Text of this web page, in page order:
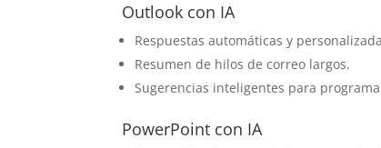
Outlook con IA
Respuestas automáticas y
Resumen de hilos de correo largos.
Sugerencias inteligentes para
PowerPoint con IA